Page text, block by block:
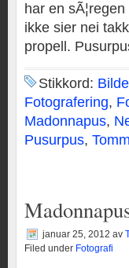
har en
ikke sier nei
propell.
Stikkord:
Fotografering,
Madonnapus,
Pusurpus,
januar 25, 2012 av
Filed under Fotografi